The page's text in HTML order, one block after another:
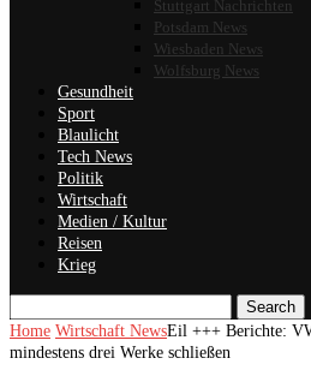
Stuttgart Nachrichten
Potsdam News
Wiesbaden News
Wolfsburg News
Gesundheit
Sport
Blaulicht
Tech News
Politik
Wirtschaft
Medien / Kultur
Reisen
Krieg
Search
Home Wirtschaft NewsEil +++ Berichte:
mindestens drei Werke schließen